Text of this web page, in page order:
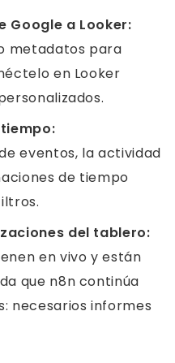
Google a Looker:
metadatos para
en Looker
eventos, la actividad
de tiempo
del tablero:
en vivo y están
que n8n continúa
necesarios informes